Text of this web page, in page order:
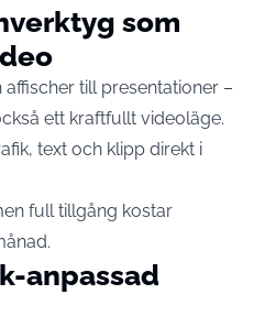
som
till presentationer –
ett kraftfullt videoläge.
text och klipp direkt i
full tillgång kostar
anpassad